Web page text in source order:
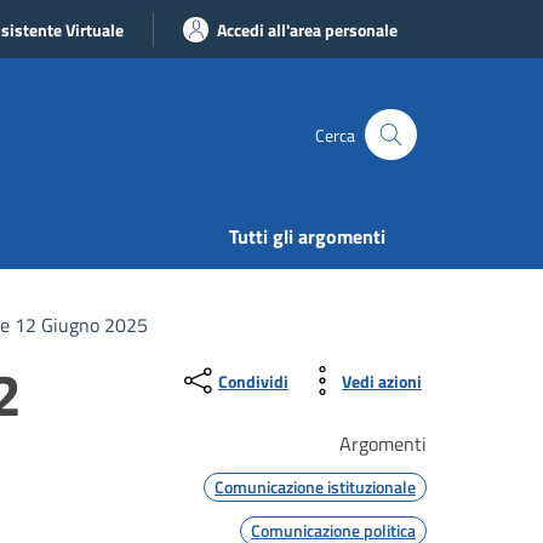
Virtuale Accedi all'area personale
Cerca
Tutti gli argomenti
12 Giugno 2025
Condividi Vedi azioni
Argomenti
Comunicazione istituzionale
Comunicazione politica